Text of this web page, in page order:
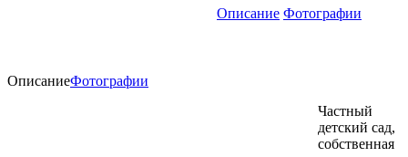
Описание Фотографии
ОписаниеФотографии
Частный
детский сад,
собственная